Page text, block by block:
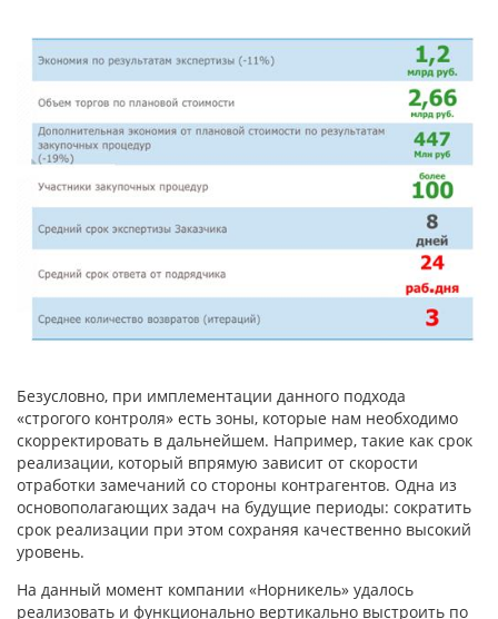
Безусловно, при имплементации данного подхода
«строгого контроля» есть зоны, которые нам необходимо
скорректировать в дальнейшем. Например, такие как срок
реализации, который впрямую зависит от скорости
отработки замечаний со стороны контрагентов. Одна из
основополагающих задач на будущие периоды: сократить
срок реализации при этом сохраняя качественно высокий
уровень.
На данный момент компании «Норникель» удалось
реализовать и функционально вертикально выстроить по